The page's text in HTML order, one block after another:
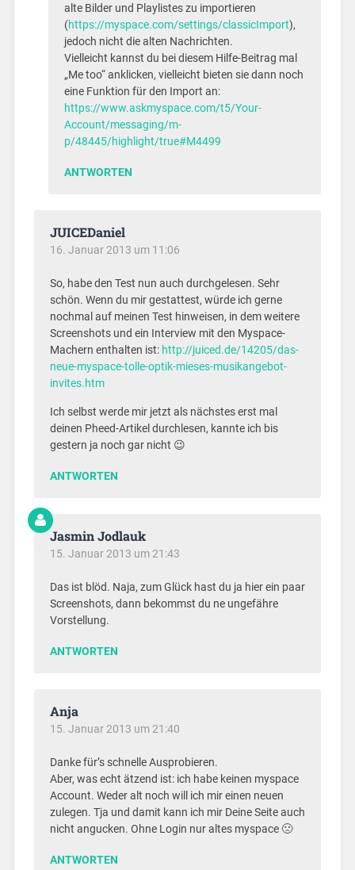
alte Bilder und Playlistes zu importieren
(https://myspace.com/settings/classicImport),
jedoch nicht die alten Nachrichten.
Vielleicht kannst du bei diesem Hilfe-Beitrag mal
„Me too“ anklicken, vielleicht bieten sie dann noch
eine Funktion für den Import an:
https://www.askmyspace.com/t5/Your-
Account/messaging/m-
p/48445/highlight/true#M4499
ANTWORTEN
JUICEDaniel
16. Januar 2013 um 11:06
So, habe den Test nun auch durchgelesen. Sehr
schön. Wenn du mir gestattest, würde ich gerne
nochmal auf meinen Test hinweisen, in dem weitere
Screenshots und ein Interview mit den Myspace-
Machern enthalten ist: http://juiced.de/14205/das-
neue-myspace-tolle-optik-mieses-musikangebot-
invites.htm
Ich selbst werde mir jetzt als nächstes erst mal
deinen Pheed-Artikel durchlesen, kannte ich bis
gestern ja noch gar nicht 😉
ANTWORTEN
Jasmin Jodlauk
15. Januar 2013 um 21:43
Das ist blöd. Naja, zum Glück hast du ja hier ein paar
Screenshots, dann bekommst du ne ungefähre
Vorstellung.
ANTWORTEN
Anja
15. Januar 2013 um 21:40
Danke für’s schnelle Ausprobieren.
Aber, was echt ätzend ist: ich habe keinen myspace
Account. Weder alt noch will ich mir einen neuen
zulegen. Tja und damit kann ich mir Deine Seite auch
nicht angucken. Ohne Login nur altes myspace 🙁
ANTWORTEN